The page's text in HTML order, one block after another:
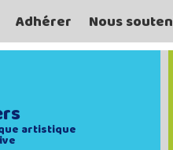
Adhérer Nous
artistique